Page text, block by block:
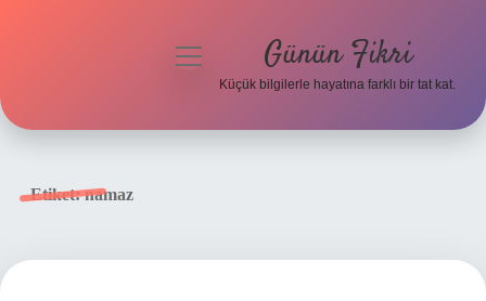
menüyü
Günün Fikri
Küçük bilgilerle hayatına farklı bir tat kat.
Etiket:namaz